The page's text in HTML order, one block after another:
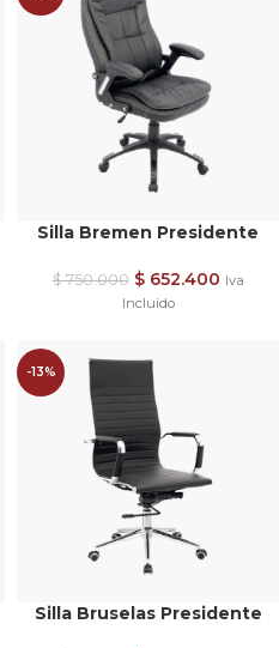
Silla Bremen Presidente
$750.000 $652.400 Iva
Incluido
-13%
Silla Bruselas Presidente